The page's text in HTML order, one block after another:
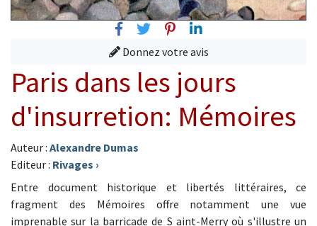
FacebookTwitterPinterest
Linkedin
Donnez votre avis
Paris dans les jours
d'insurretion: Mémoires
Auteur : Alexandre Dumas
Editeur : Rivages ›
Entre document historique et libertés littéraires, ce
fragment des Mémoires offre notamment une vue
imprenable sur la barricade de S aint-Merry où s'illustre un